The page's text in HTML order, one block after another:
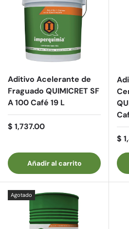
Aditivo Acelerante de
Fraguado QUIMICRET SF
A 100 Café 19 L
Precio normal
$ 1,737.00
Añadir al carrito
$
Agotado